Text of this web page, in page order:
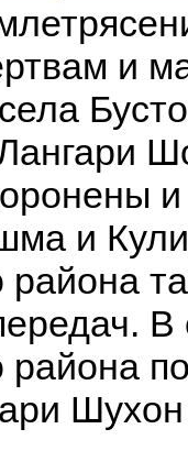
и
и
района
района